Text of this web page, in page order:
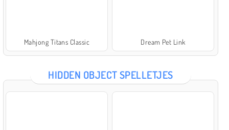
Mahjong Titans Classic Dream Pet Link
HIDDEN OBJECT SPELLETJES